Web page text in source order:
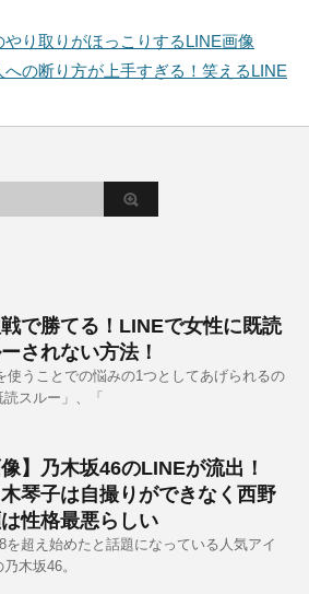
やり取りがほっこりするLINE画像
の断り方が上手すぎる！笑えるLINE
で勝てる！LINEで女性に既読
されない方法！
使うことでの悩みの1つとしてあげられるの
読スルー」、「
像】乃木坂46のLINEが流出！
琴子は自撮りができなく西野
性格最悪らしい
を超え始めたと話題になっている人気アイ
乃木坂46。